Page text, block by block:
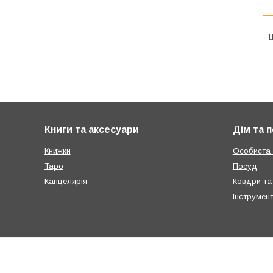
Книги та аксесуари
Книжки
Таро
Канцелярія
Дім та
Особиста
Посуд
Ковдри